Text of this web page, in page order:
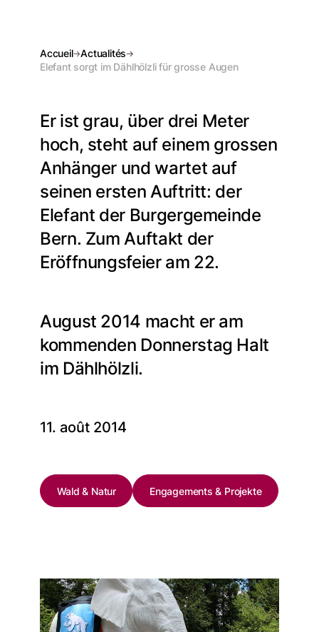
Accueil
Actualités
Elefant sorgt im Dählhölzli für grosse Augen
Er ist grau, über drei Meter
hoch, steht auf einem grossen
Anhänger und wartet auf
seinen ersten Auftritt: der
Elefant der Burgergemeinde
Bern. Zum Auftakt der
Eröffnungsfeier am 22.
August 2014 macht er am
kommenden Donnerstag Halt
im Dählhölzli.
11. août 2014
Wald & Natur Engagements & Projekte